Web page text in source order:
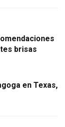
brisas
en Texas,